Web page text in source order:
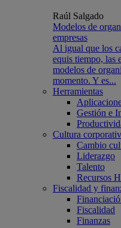
Raúl Salgado
Modelos de
empresas
Al igual que los
equis tiempo, las
modelos de
momento. Y es...
Herramientas
Gestión e
Cultura
Cambio
Liderazgo
Talento
Recursos
Fiscalidad y
Fiscalidad
Finanzas